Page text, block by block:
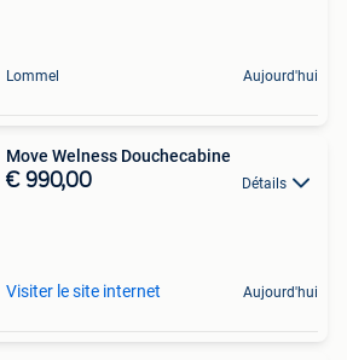
Lommel Aujourd'hui
Move Welness Douchecabine
€ 990,00 Détails
Visiter le site internet Aujourd'hui